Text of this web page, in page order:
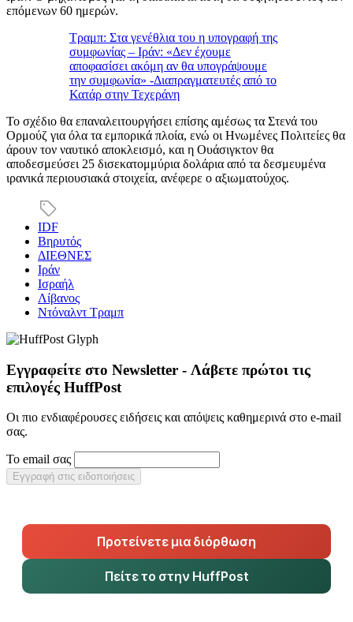
επόμενων 60 ημερών.
Τραμπ: Στα γενέθλια του η υπογραφή της
συμφωνίας – Ιράν: «Δεν έχουμε
αποφασίσει ακόμη αν θα υπογράψουμε
την συμφωνία» -Διαπραγματευτές από το
Κατάρ στην Τεχεράνη
Το σχέδιο θα επαναλειτουργήσει επίσης αμέσως τα Στενά του
Ορμούζ για όλα τα εμπορικά πλοία, ενώ οι Ηνωμένες Πολιτείες θα
άρουν τον ναυτικό αποκλεισμό, και η Ουάσιγκτον θα
αποδεσμεύσει 25 δισεκατομμύρια δολάρια από τα δεσμευμένα
ιρανικά περιουσιακά στοιχεία, ανέφερε ο αξιωματούχος.
IDF
Βηρυτός
ΔΙΕΘΝΕΣ
Ιράν
Ισραήλ
Λίβανος
Ντόναλντ Τραμπ
Εγγραφείτε στο Newsletter - Λάβετε πρώτοι τις
επιλογές HuffPost
Οι πιο ενδιαφέρουσες ειδήσεις και απόψεις καθημερινά στο e-mail
σας.
Το email σας
Εγγραφή στις ειδοποιήσεις
Προτείνετε μια διόρθωση
Πείτε το στην HuffPost